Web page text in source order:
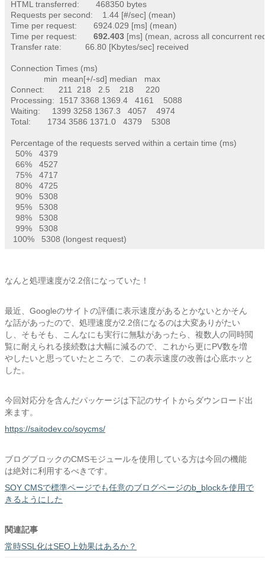
HTML transferred:       468350 bytes
Requests per second:    1.44 [#/sec] (mean)
Time per request:       6924.029 [ms] (mean)
Time per request: 692.403 [ms] (mean, across all concurrent
Transfer rate:          66.80 [Kbytes/sec] received
Connection Times (ms)
              min  mean[+/-sd] median   max
Connect:      211  218   2.5    218     220
Processing:  1517 3368 1369.4   4161    5088
Waiting:     1399 3258 1367.3   4057    4974
Total:       1734 3586 1371.0   4379    5308
Percentage of the requests served within a certain time (ms)
  50%   4379
  66%   4527
  75%   4717
  80%   4725
  90%   5308
  95%   5308
  98%   5308
  99%   5308
100%   5308 (longest request)
なんと処理速度が2.2倍になっていた！
最近、Googleのサイトの評価に表示速度があるとかないとかそん
な話があったので、処理速度が2.2倍になるのは大変ありがたい
し、そもそも、こんなにも実行に無駄があったら、複数人の同時閲
覧に耐えられる接続数は大幅に減るので、これから更にPV数を増
やしたいと思っていたところで、この表示速度の改善は心底ホッと
した。
今回対応分を含んだパッケージは下記のサイトからダウンロード出
来ます。
https://saitodev.co/soycms/
ブログブロックのCMSモジュールを使用している方は今回の機能
は絶対に利用するべきです。
SOY CMSで標準ページでも任意のブログページのb_blockを使用で
きるようにした
関連記事
常時SSL化はSEO上効果はあるか？